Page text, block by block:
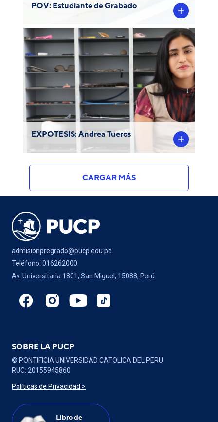
POV: Estudiante de Grabado
EXPOTESIS: Andrea Tueros
"Objetos de la nada: Vestigio, huella y
evidencia" por Andrea Tueros, Licenciada
en Arte con mención en Grabado y
ganadora del FEAPE.
CARGAR MÁS
admisionpregrado@pucp.edu.pe
Teléfono: 016262000
Av. Universitaria 1801, San Miguel, 15088, Perú
SOBRE LA PUCP
© PONTIFICIA UNIVERSIDAD CATOLICA DEL PERU
RUC: 20155945860
Políticas de Privacidad >
Libro de